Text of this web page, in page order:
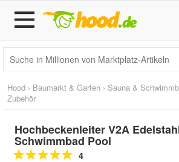
Hood › Baumarkt & Garten › Sauna &
Zubehör
Hochbeckenleiter V2A
Schwimmbad Pool
4